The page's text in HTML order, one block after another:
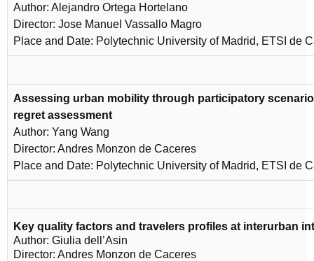
Author: Alejandro Ortega Hortelano
Director: Jose Manuel Vassallo Magro
Place and Date: Polytechnic University of Madrid, ETSI de
Assessing urban mobility through participatory
regret assessment
Author: Yang Wang
Director: Andres Monzon de Caceres
Place and Date: Polytechnic University of Madrid, ETSI de
Key quality factors and travelers profiles at interurban
Author: Giulia dell’Asin
Director: Andres Monzon de Caceres